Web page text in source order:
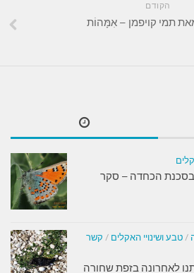
הקודם
תמי קויפמן – אִמָּהוֹת
בסכנת הכחדה – סקר
/ טבע ושינויי האקלים / קשר
לאחרונה בזפת שחורה